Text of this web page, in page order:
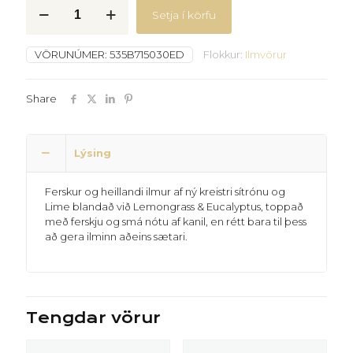
quantity
Setja í körfu
VÖRUNÚMER: 535B715030ED Flokkur: Ilmvörur
Share
Lýsing
Ferskur og heillandi ilmur af ný kreistri sítrónu og
Lime blandað við Lemongrass & Eucalyptus, toppað
með ferskju og smá nótu af kanil, en rétt bara til þess
að gera ilminn aðeins sætari.
Tengdar vörur